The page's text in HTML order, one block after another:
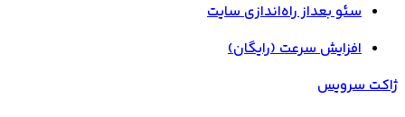
سئو بعداز راه‌اندازی سایت
افزایش سرعت (رایگان)
ژاکت سرویس